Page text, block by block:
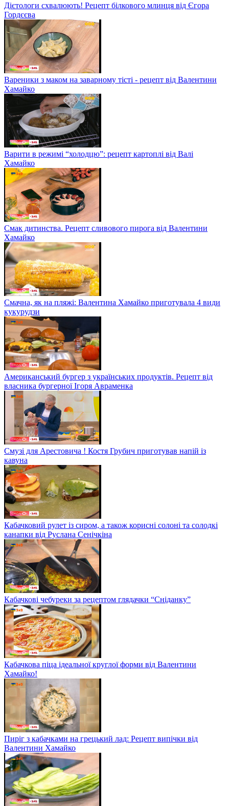
Дієтологи схвалюють! Рецепт білкового млинця від Єгора
Гордєєва
Вареники з маком на заварному тісті - рецепт від Валентини
Хамайко
Варити в режимі “холодцю”: рецепт картоплі від Валі
Хамайко
Смак дитинства. Рецепт сливового пирога від Валентини
Хамайко
Смачна, як на пляжі: Валентина Хамайко приготувала 4 види
кукурудзи
Американський бургер з українських продуктів. Рецепт від
власника бургерної Ігоря Авраменка
Смузі для Арестовича ! Костя Грубич приготував напій із
кавуна
Кабачковий рулет із сиром, а також корисні солоні та солодкі
канапки від Руслана Сенічкіна
Кабачкові чебуреки за рецептом глядачки “Сніданку”
Кабачкова піца ідеальної круглої форми від Валентини
Хамайко!
Пиріг з кабачками на грецький лад: Рецепт випічки від
Валентини Хамайко